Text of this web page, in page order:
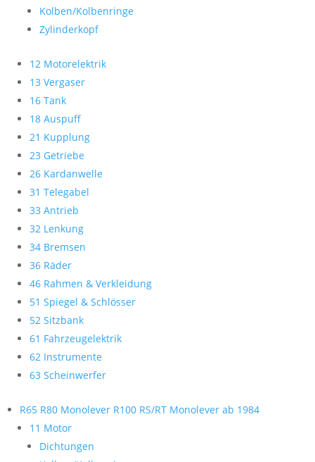
Kolben/Kolbenringe
Zylinderkopf
12 Motorelektrik
13 Vergaser
16 Tank
18 Auspuff
21 Kupplung
23 Getriebe
26 Kardanwelle
31 Telegabel
33 Antrieb
32 Lenkung
34 Bremsen
36 Räder
46 Rahmen & Verkleidung
51 Spiegel & Schlösser
52 Sitzbank
61 Fahrzeugelektrik
62 Instrumente
63 Scheinwerfer
R65 R80 Monolever R100 RS/RT Monolever ab 1984
11 Motor
Dichtungen